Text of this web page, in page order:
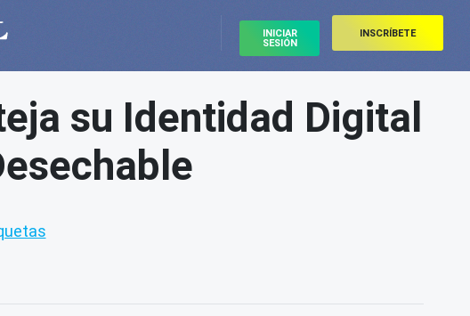
INICIAR
SESIÓN
INSCRÍBETE
su Identidad Digital